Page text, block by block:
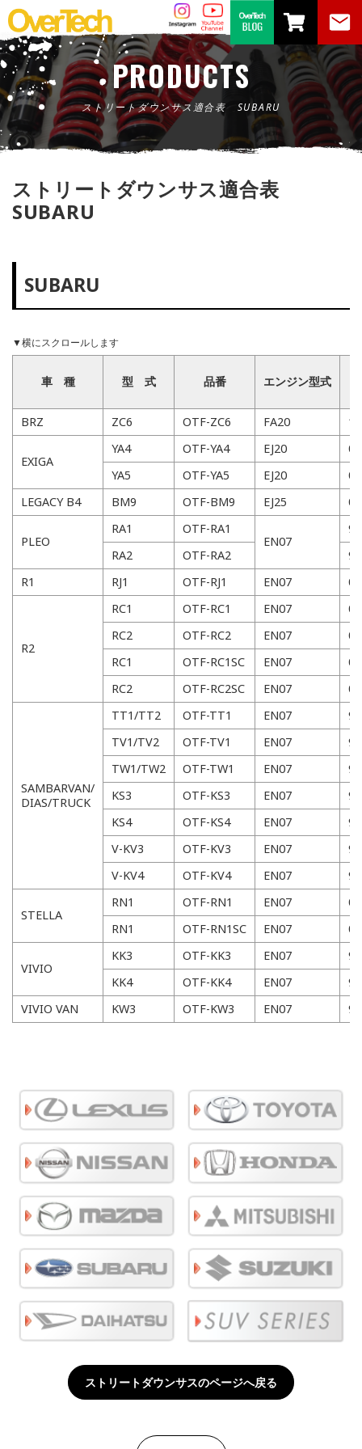
PRODUCTS
ストリートダウンサス適合表 SUBARU
ストリートダウンサス適合表
SUBARU
SUBARU
車 種 型 式 品番 エンジン型式
BRZ ZC6 OTF-ZC6 FA20
EXIGA
YA4 OTF-YA4 EJ20
YA5
OTF-YA5 EJ20
LEGACY B4
BM9 OTF-BM9 EJ25
PLEO
RA1
OTF-RA1
EN07
RA2
OTF-RA2
R1
RJ1 OTF-RJ1 EN07
R2
RC1 OTF-RC1 EN07
RC2
OTF-RC2 EN07
RC1
OTF-RC1SC EN07
RC2
OTF-RC2SC EN07
SAMBARVAN/
DIAS/TRUCK
TT1/TT2 OTF-TT1 EN07
TV1/TV2
OTF-TV1 EN07
TW1/TW2
OTF-TW1 EN07
KS3
OTF-KS3 EN07
KS4
OTF-KS4 EN07
V-KV3
OTF-KV3 EN07
V-KV4
OTF-KV4 EN07
STELLA
RN1 OTF-RN1 EN07
RN1
OTF-RN1SC EN07
VIVIO
KK3 OTF-KK3 EN07
KK4
OTF-KK4 EN07
VIVIO VAN
KW3 OTF-KW3 EN07
ストリートダウンサスのページへ戻る